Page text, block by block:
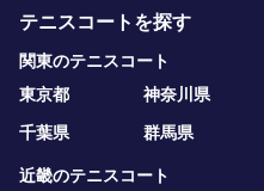
テニスコートを探す
関東のテニスコート
東京都
神奈川県
千葉県
群馬県
近畿のテニスコート